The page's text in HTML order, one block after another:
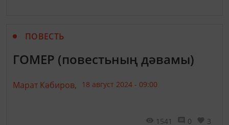
ПОВЕСТЬ
ГОМЕР (повестьның дәвамы)
Марат Кәбиров, 18 август 2024 - 09:00
1541 0 3